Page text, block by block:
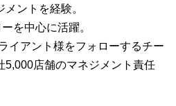
ントを経験。
を中心に活躍。
イアント様をフォローするチー
5,000店舗のマネジメント責任